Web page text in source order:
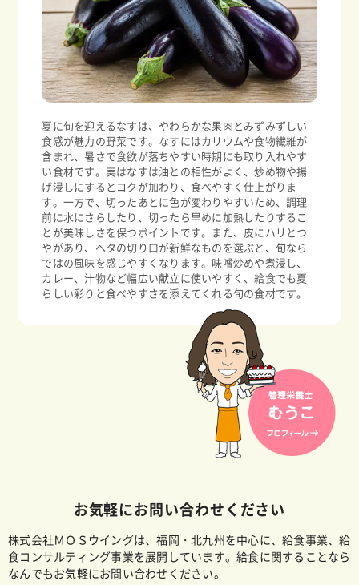
夏に旬を迎えるなすは、やわらかな果肉とみずみずしい
食感が魅力の野菜です。なすにはカリウムや食物繊維が
含まれ、暑さで食欲が落ちやすい時期にも取り入れやす
い食材です。実はなすは油との相性がよく、炒め物や揚
げ浸しにするとコクが加わり、食べやすく仕上がりま
す。一方で、切ったあとに色が変わりやすいため、調理
前に水にさらしたり、切ったら早めに加熱したりするこ
とが美味しさを保つポイントです。また、皮にハリとつ
やがあり、ヘタの切り口が新鮮なものを選ぶと、旬なら
ではの風味を感じやすくなります。味噌炒めや煮浸し、
カレー、汁物など幅広い献立に使いやすく、給食でも夏
らしい彩りと食べやすさを添えてくれる旬の食材です。
お気軽にお問い合わせください
株式会社ＭＯＳウイングは、福岡・北九州を中心に、給食事業、給
食コンサルティング事業を展開しています。給食に関することなら
なんでもお気軽にお問い合わせください。